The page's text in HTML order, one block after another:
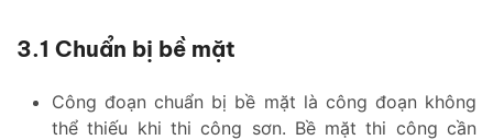
3.1 Chuẩn bị bề mặt
Công đoạn chuẩn bị bề mặt là công đoạn không
thể thiếu khi thi công sơn. Bề mặt thi công cần